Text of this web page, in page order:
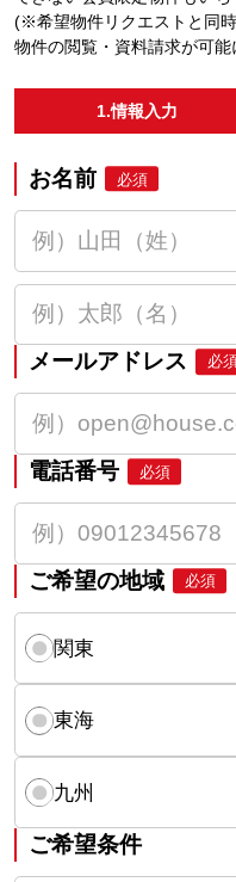
(※希望物件リクエストと同
物件の閲覧・資料請求が可能
1.情報入力
お名前 必須
メールアドレス 必
電話番号 必須
ご希望の地域 必須
関東
東海
九州
ご希望条件